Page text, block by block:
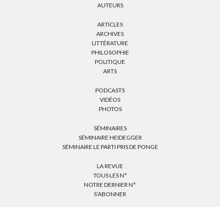
AUTEURS
ARTICLES
ARCHIVES
LITTÉRATURE
PHILOSOPHIE
POLITIQUE
ARTS
PODCASTS
VIDÉOS
PHOTOS
SÉMINAIRES
SÉMINAIRE HEIDEGGER
SÉMINAIRE LE PARTI PRIS DE PONGE
LA REVUE
TOUS LES N°
NOTRE DERNIER N°
S’ABONNER